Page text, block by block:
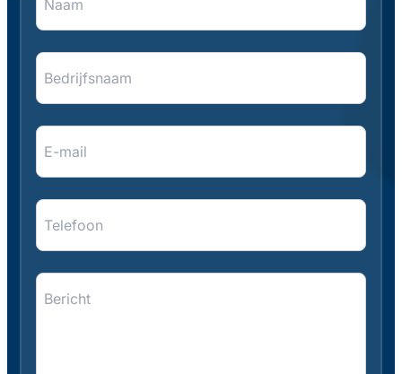
*
Bedrijfsnaam
E-
mail
**
Telefoon
Bericht
*